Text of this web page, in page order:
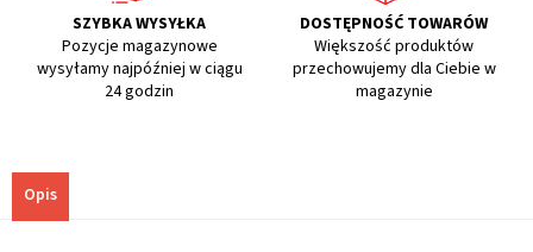
SZYBKA WYSYŁKA
Pozycje magazynowe
wysyłamy najpóźniej w ciągu
24 godzin
DOSTĘPNOŚĆ TOWARÓW
Większość produktów
przechowujemy dla Ciebie w
magazynie
Opis